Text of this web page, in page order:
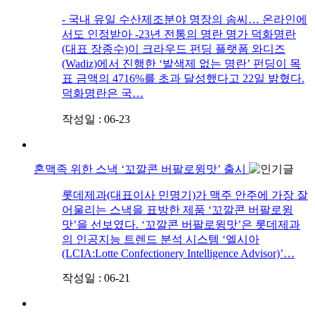
​- 국내 유일 수산제조분야 명장의 솜씨… 온라인에
서도 인정받아 -23년 전통의 명란 명가 덕화명란
(대표 장종수)이 크라우드 펀딩 플랫폼 와디즈
(Wadiz)에서 진행한 ‘발색제 없는 명란’ 펀딩이 목
표 금액의 4716%를 초과 달성했다고 22일 밝혔다.
덕화명란은 국…
작성일 : 06-23
혼맥족 위한 스낵 ‘꼬깔콘 버팔로윙맛’ 출시
롯데제과(대표이사 민명기)가 맥주 안주에 가장 잘
어울리는 스낵을 표방한 제품 ‘꼬깔콘 버팔로윙
맛’을 선보였다. ‘꼬깔콘 버팔로윙맛’은 롯데제과
의 인공지능 트렌드 분석 시스템 ‘엘시아
(LCIA:Lotte Confectionery Intelligence Advisor)’…
작성일 : 06-21